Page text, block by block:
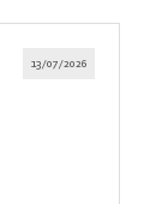
13/07/2026